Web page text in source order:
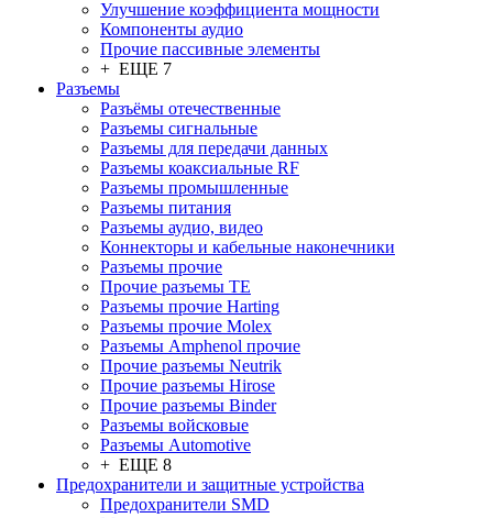
Улучшение коэффициента мощности
Компоненты аудио
Прочие пассивные элементы
+ ЕЩЕ 7
Разъeмы
Разъёмы отечественные
Разъeмы сигнальные
Разъeмы для передачи данных
Разъeмы коаксиальные RF
Разъeмы промышленные
Разъeмы питания
Разъeмы аудио, видео
Коннекторы и кабельные наконечники
Разъeмы прочие
Прочие разъемы TE
Разъемы прочие Harting
Разъемы прочие Molex
Разъемы Amphenol прочие
Прочие разъемы Neutrik
Прочие разъемы Hirose
Прочие разъемы Binder
Разъемы войсковые
Разъeмы Automotive
+ ЕЩЕ 8
Предохранители и защитные устройства
Предохранители SMD